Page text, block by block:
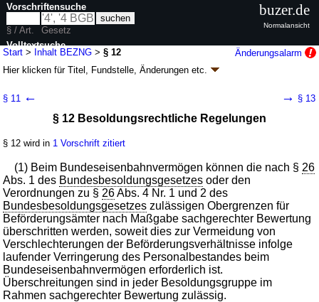
Start > Inhalt BEZNG >§ 12
Änderungsalarm
Hier klicken fürTitel, Fundstelle, Änderungen etc.
(BEZNG)
Artikel 1 G. v. 27.12.1993BGBl. I S. 2378, 1994 I S. 2439; zuletzt geändert
Geltung ab 01.01.1994; FNA: 931-4
wird in 27 Vorschriften zitiert
§ 11 ← → § 13
§ 12 Besoldungsrechtliche Regelungen
§ 12 wird in 1 Vorschrift zitiert
(1) Beim Bundeseisenbahnvermögen können die nach § 26
Abs. 1 des Bundesbesoldungsgesetzes oder den
Verordnungen zu § 26Abs. 4 Nr. 1 und 2 des
Bundesbesoldungsgesetzes zulässigen Obergrenzen für
Beförderungsämter nach Maßgabe sachgerechter Bewertung
überschritten werden, soweit dies zur Vermeidung von
Verschlechterungen der Beförderungsverhältnisse infolge
laufender Verringerung des Personalbestandes beim
Bundeseisenbahnvermögen erforderlich ist.
Überschreitungen sind in jeder Besoldungsgruppe im
Rahmen sachgerechter Bewertung zulässig.
Vorschriftensuche
§ / Art.
Gesetz
Volltextsuche
nur in BEZNG
buzer.de
Normalansicht